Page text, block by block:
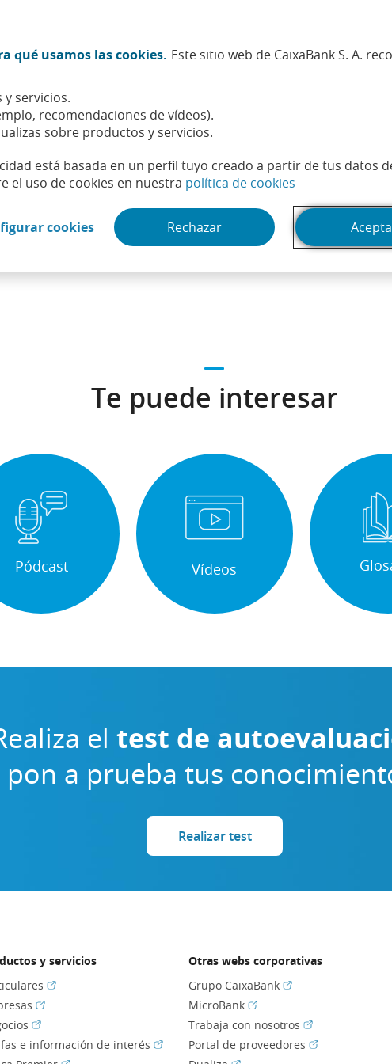
qué usamos las cookies. Este sitio web de CaixaBank S. A.
servicios.
recomendaciones de vídeos).
sobre productos y servicios.
está basada en un perfil tuyo creado a partir de tus datos
el uso de cookies en nuestra política de cookies
cookies(Abrir en ventana nueva)
Rechazar
un Estado frente a particulares y otros países. Con dicha
incurrido una administración. Habitualmente, dicha
Te puede interesar
Pódcast Vídeos
el test de
pon a prueba tus
Realizar test
y servicios
(Abrir en ventana nueva)
(Abrir en ventana nueva)
(Abrir en ventana nueva)
e información de interés (Abrir en ventana nueva)
Otras webs corporativas
Grupo CaixaBank(Abrir en ventana
MicroBank(Abrir en ventana nueva)
Trabaja con nosotros(Abrir en
Portal de proveedores(Abrir en